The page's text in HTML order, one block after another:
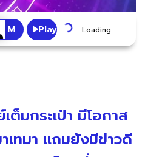
Play Loading...
มกระเป๋า มีโอกาส
เทมา แถมยังมีข่าวดี